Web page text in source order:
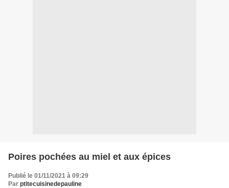
Poires pochées au miel et aux épices
Publié le 01/11/2021 à 09:29
Par ptitecuisinedepauline